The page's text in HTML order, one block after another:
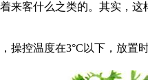
来客什么之类的。其实，
控温度在3°C以下，放